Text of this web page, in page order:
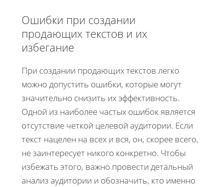
Ошибки при создании
продающих текстов и их
избегание
При создании продающих текстов легко
можно допустить ошибки, которые могут
значительно снизить их эффективность.
Одной из наиболее частых ошибок является
отсутствие четкой целевой аудитории. Если
текст нацелен на всех и вся, он, скорее всего,
не заинтересует никого конкретно. Чтобы
избежать этого, важно провести детальный
анализ аудитории и обозначить, кто именно